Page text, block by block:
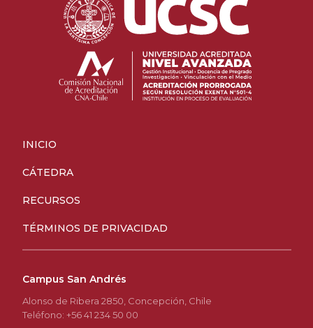
INICIO
CÁTEDRA
RECURSOS
TÉRMINOS DE PRIVACIDAD
Campus San Andrés
Alonso de Ribera 2850, Concepción, Chile
Teléfono: +56 41 234 50 00